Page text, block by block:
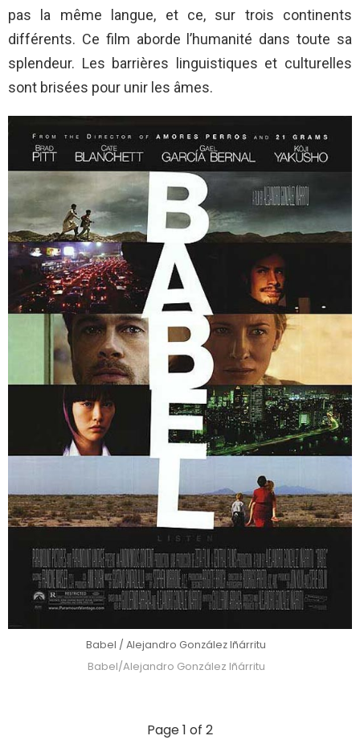
pas la même langue, et ce, sur trois continents
différents. Ce film aborde l’humanité dans toute sa
splendeur. Les barrières linguistiques et culturelles
sont brisées pour unir les âmes.
Babel / Alejandro González Iñárritu
Babel/Alejandro González Iñárritu
Page 1 of 2